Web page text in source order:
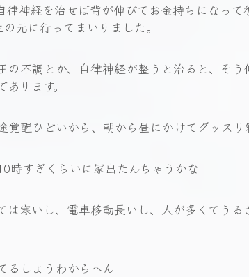
律神経を治せば背が伸びてお金持ちになって
元に行ってまいりました。
の不調とか、自律神経が整うと治ると、そ
ります。
覚醒ひどいから、朝から昼にかけてグッス
時すぎくらいに家出たんちゃうかな
は寒いし、電車移動長いし、人が多くてうる
るしようわからへん